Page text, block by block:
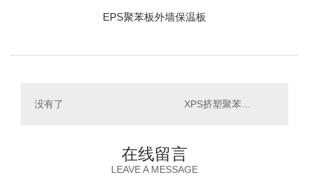
EPS聚苯板外墙保温板
没有了
在线留言
LEAVE A MESSAGE